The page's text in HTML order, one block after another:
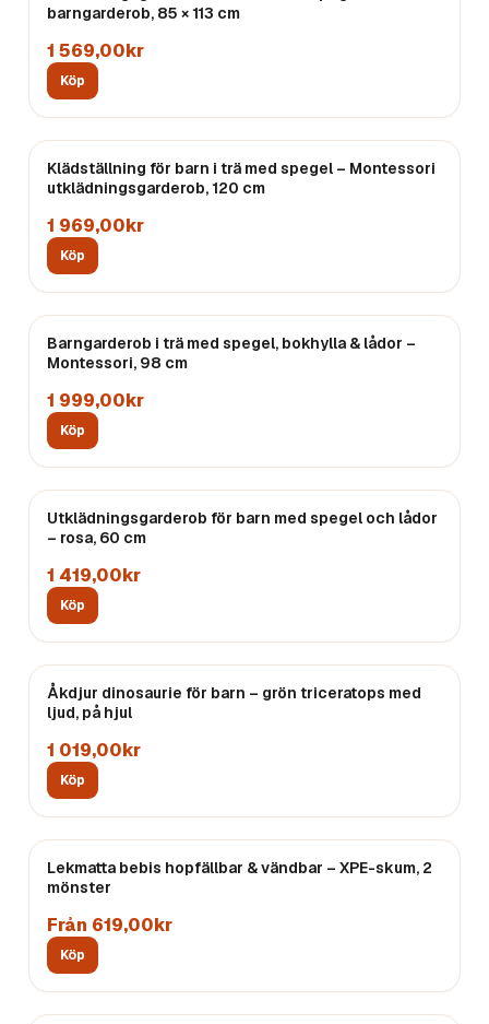
barngarderob, 85 × 113 cm
1 569,00kr
Köp
Klädställning för barn i trä med spegel – Montessori
utklädningsgarderob, 120 cm
1 969,00kr
Köp
Barngarderob i trä med spegel, bokhylla & lådor –
Montessori, 98 cm
1 999,00kr
Köp
Endast5kvar
Utklädningsgarderob för barn med spegel och lådor
– rosa, 60 cm
1 419,00kr
Köp
Endast5kvar
Åkdjur dinosaurie för barn – grön triceratops med
ljud, på hjul
1 019,00kr
Köp
Endast5 kvar
Lekmatta bebis hopfällbar & vändbar – XPE-skum, 2
mönster
Från 619,00kr
Köp